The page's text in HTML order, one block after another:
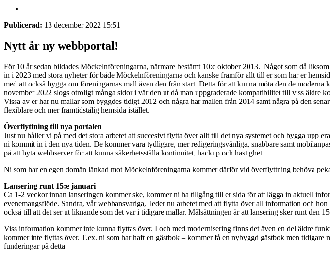
Publicerad: 13 december 2022 15:51
Nytt år ny webbportal!
För 10 år sedan bildades Möckelnföreningarna, närmare bestämt 10:e oktober 2013. Något som då
in i 2023 med stora nyheter för både Möckelnföreningarna och kanske framför allt till er som har er
med att också bygga om föreningarnas mall även den från start. Detta för att kunna möta den de
november 2022 slogs otroligt många sidor i världen ut då man uppgraderade kompatibilitet till viss
Vissa av er har nu mallar som byggdes tidigt 2012 och några har mallen från 2014 samt några på den
flexiblare och mer framtidstålig hemsida istället.
Överflyttning till nya portalen
Just nu håller vi på med det stora arbetet att succesivt flytta över allt till det nya systemet och bygga upp
ni kommit in i den nya tiden. De kommer vara tydligare, mer redigeringsvänliga, snabbare samt
på att byta webbserver för att kunna säkerhetsställa kontinuitet, backup och hastighet.
Ni som har en egen domän länkad mot Möckelnföreningarna kommer därför vid överflyttning behöva
Lansering runt 15:e januari
Ca 1-2 veckor innan lanseringen kommer ske, kommer ni ha tillgång till er sida för att lägga in aktuell
evenemangsflöde. Sandra, vår webbansvariga, leder nu arbetet med att flytta över all information och
också till att det ser ut liknande som det var i tidigare mallar. Målsättningen är att lansering sker runt den
Viss information kommer inte kunna flyttas över. I och med modernisering finns det även en del äldre
kommer inte flyttas över. T.ex. ni som har haft en gästbok – kommer få en nybyggd gästbok men
funderingar på detta.